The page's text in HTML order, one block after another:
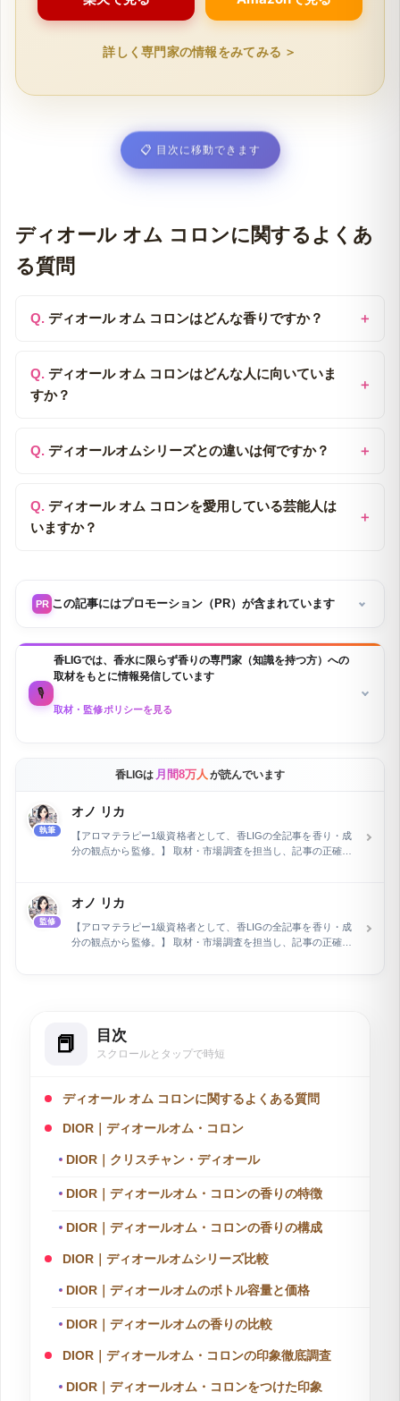
詳しく専門家の情報をみてみる ＞
📋 目次に移動できます
ディオール オム コロンに関するよくあ
る質問
ディオール オム コロンはどんな香りですか？
ディオール オム コロンはどんな人に向いていま
すか？
ディオールオムシリーズとの違いは何ですか？
ディオール オム コロンを愛用している芸能人は
いますか？
PR この記事にはプロモーション（PR）が含まれています
🎙️
香LIGでは、香水に限らず香りの専門家（知識を持つ方）への
取材をもとに情報発信しています
取材・監修ポリシーを見る
香LIGは 月間8万人 が読んでいます
執筆
オノ リカ
【アロマテラピー1級資格者として、香LIGの全記事を香り・成
分の観点から監修。】 取材・市場調査を担当し、記事の正確性
の専門家として活動。長野県在住で、現在は自身で運営するEC
ショップの管理と同時に、air Inc.で市場調査を担当していま
す。特に、企業メディアの記事執筆とメディア運営を行い、開
設2ヶ月で予約数を2倍に増加させるなど、デジタルマーケティ
監修
オノ リカ
【アロマテラピー1級資格者として、香LIGの全記事を香り・成
分の観点から監修。】 取材・市場調査を担当し、記事の正確性
設2ヶ月で予約数を2倍に増加させるなど、デジタルマーケティ
ングにおける顕著な実績を持ちます。
目次
スクロールとタップで時短
ディオール オム コロンに関するよくある質問
DIOR｜ディオールオム・コロン
DIOR｜クリスチャン・ディオール
DIOR｜ディオールオム・コロンの香りの特徴
DIOR｜ディオールオム・コロンの香りの構成
DIOR｜ディオールオムシリーズ比較
DIOR｜ディオールオムのボトル容量と価格
DIOR｜ディオールオムの香りの比較
DIOR｜ディオールオム・コロンの印象徹底調査
DIOR｜ディオールオム・コロンをつけた印象